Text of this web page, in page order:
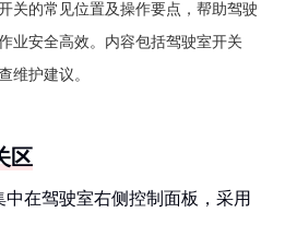
关的常见位置及操作要点，帮助驾驶
业安全高效。内容包括驾驶室开关
维护建议。
区
在驾驶室右侧控制面板，采用